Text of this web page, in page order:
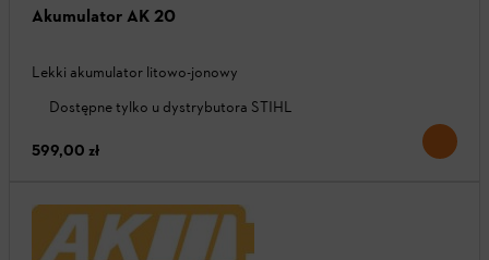
Akumulator AK 20
Lekki akumulator litowo-jonowy
Dostępne tylko u dystrybutora STIHL
599,00 zł